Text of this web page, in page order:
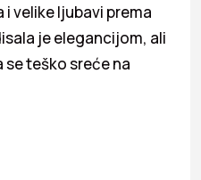
velike ljubavi prema
je elegancijom, ali
teško sreće na